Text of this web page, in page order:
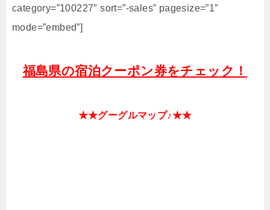
category=”100227″ sort=”-sales” pagesize=”1″
mode=”embed”]
福島県の宿泊クーポン券をチェック！
★★グーグルマップ♪★★